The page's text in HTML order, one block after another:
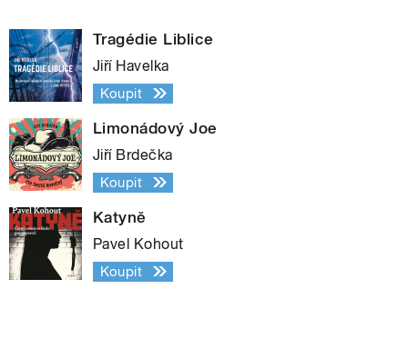
Tragédie Liblice
Jiří Havelka
Koupit
Limonádový Joe
Jiří Brdečka
Koupit
Katyně
Pavel Kohout
Koupit